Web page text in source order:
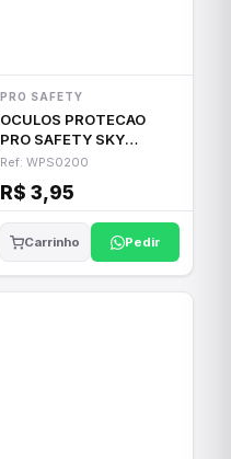
PRO SAFETY
OCULOS PROTECAO
PRO SAFETY SKY
AMARELO
Ref: WPS0200
R$ 3,95
Carrinho Pedir